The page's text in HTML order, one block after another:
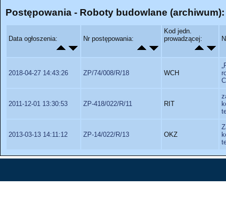
Postępowania - Roboty budowlane (archiwum):
Data ogłoszenia: Nr postępowania:
Kod jedn.
prowadzącej:
2018-04-27 14:43:26 ZP/74/008/R/18 WCH
2011-12-01 13:30:53 ZP-418/022/R/11 RIT
2013-03-13 14:11:12 ZP-14/022/R/13 OKZ